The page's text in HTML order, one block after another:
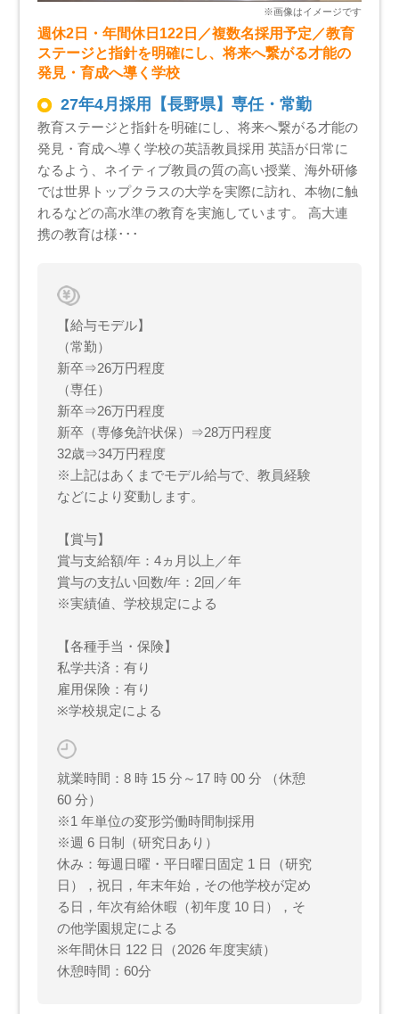
週休2日・年間休日122日／複数名採用予定／教育
ステージと指針を明確にし、将来へ繋がる才能の
発見・育成へ導く学校
27年4月採用【長野県】専任・常勤
教育ステージと指針を明確にし、将来へ繋がる才能の
発見・育成へ導く学校の英語教員採用 英語が日常に
なるよう、ネイティブ教員の質の高い授業、海外研修
では世界トップクラスの大学を実際に訪れ、本物に触
れるなどの高水準の教育を実施しています。 高大連
携の教育は様･･･
【給与モデル】
（常勤）
新卒⇒26万円程度
（専任）
新卒⇒26万円程度
新卒（専修免許状保）⇒28万円程度
32歳⇒34万円程度
※上記はあくまでモデル給与で、教員経験
などにより変動します。
【賞与】
賞与支給額/年：4ヵ月以上／年
賞与の支払い回数/年：2回／年
※実績値、学校規定による
【各種手当・保険】
私学共済：有り
雇用保険：有り
※学校規定による
就業時間：8 時 15 分～17 時 00 分 （休憩
60 分）
※1 年単位の変形労働時間制採用
※週 6 日制（研究日あり）
休み：毎週日曜・平日曜日固定 1 日（研究
日），祝日，年末年始，その他学校が定め
る日，年次有給休暇（初年度 10 日），そ
の他学園規定による
※年間休日 122 日（2026 年度実績）
休憩時間：60分